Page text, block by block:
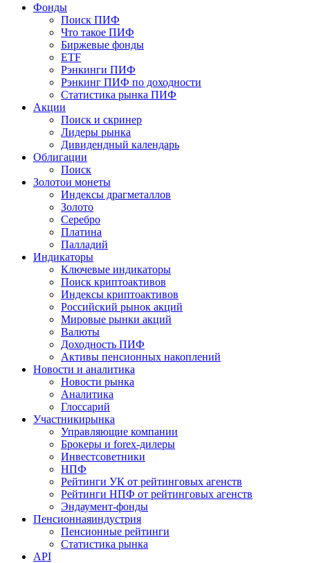
Фонды
Поиск ПИФ
Что такое ПИФ
Биржевые фонды
ETF
Рэнкинги ПИФ
Рэнкинг ПИФ по доходности
Статистика рынка ПИФ
Акции
Поиск и скринер
Лидеры рынка
Дивидендный календарь
Облигации
Поиск
Золотои монеты
Индексы драгметаллов
Золото
Серебро
Платина
Палладий
Индикаторы
Ключевые индикаторы
Поиск криптоактивов
Индексы криптоактивов
Российский рынок акций
Мировые рынки акций
Валюты
Доходность ПИФ
Активы пенсионных накоплений
Новости и аналитика
Новости рынка
Аналитика
Глоссарий
Участникирынка
Управляющие компании
Брокеры и forex-дилеры
Инвестсоветники
НПФ
Рейтинги УК от рейтинговых агенств
Рейтинги НПФ от рейтинговых агенств
Эндаумент-фонды
Пенсионнаяиндустрия
Пенсионные рейтинги
Статистика рынка
API